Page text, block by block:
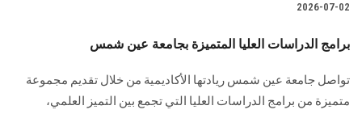
2026-07-02
برامج الدراسات العليا المتميزة بجامعة عين شمس
تواصل جامعة عين شمس ريادتها الأكاديمية من خلال تقديم مجموعة
متميزة من برامج الدراسات العليا التي تجمع بين التميز العلمي،